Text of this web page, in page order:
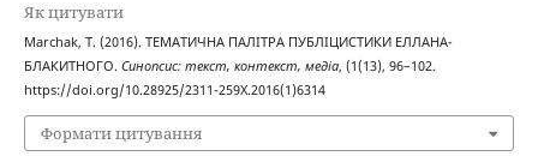
Як цитувати
Marchak, T. (2016). ТЕМАТИЧНА ПАЛІТРА ПУБЛІЦИСТИКИ ЕЛЛАНА-
БЛАКИТНОГО. Синопсис: текст, контекст, медіа, (1(13), 96–102.
https://doi.org/10.28925/2311-259X.2016(1)6314
Формати цитування